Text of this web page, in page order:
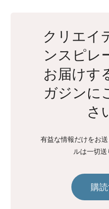
クリエイ
ンスピレ
お届けす
ガジンに
さ
有益な情報だけをお
ルは一切
購